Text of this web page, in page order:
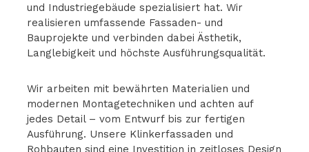
und Industriegebäude spezialisiert hat. Wir
realisieren umfassende Fassaden- und
Bauprojekte und verbinden dabei Ästhetik,
Langlebigkeit und höchste Ausführungsqualität.
Wir arbeiten mit bewährten Materialien und
modernen Montagetechniken und achten auf
jedes Detail – vom Entwurf bis zur fertigen
Ausführung. Unsere Klinkerfassaden und
Rohbauten sind eine Investition in zeitloses Design